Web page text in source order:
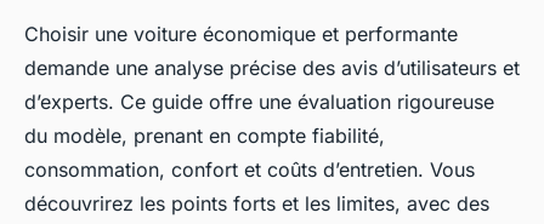
Choisir une voiture économique et performante
demande une analyse précise des avis d’utilisateurs et
d’experts. Ce guide offre une évaluation rigoureuse
du modèle, prenant en compte fiabilité,
consommation, confort et coûts d’entretien. Vous
découvrirez les points forts et les limites, avec des